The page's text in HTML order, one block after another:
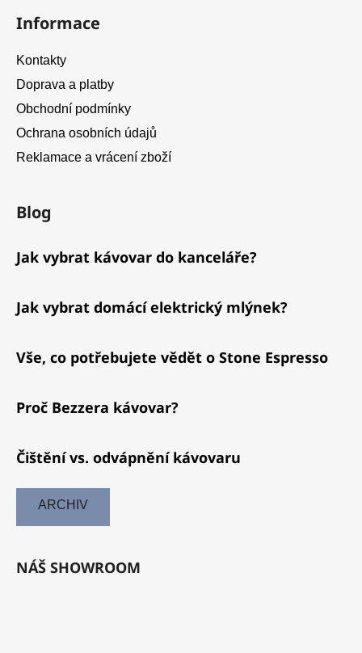
Informace
Kontakty
Doprava a platby
Obchodní podmínky
Ochrana osobních údajů
Reklamace a vrácení zboží
Blog
Jak vybrat kávovar do kanceláře?
Jak vybrat domácí elektrický mlýnek?
Vše, co potřebujete vědět o Stone Espresso
Proč Bezzera kávovar?
Čištění vs. odvápnění kávovaru
ARCHIV
NÁŠ SHOWROOM